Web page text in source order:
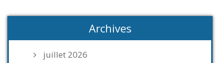
Archives
juillet 2026